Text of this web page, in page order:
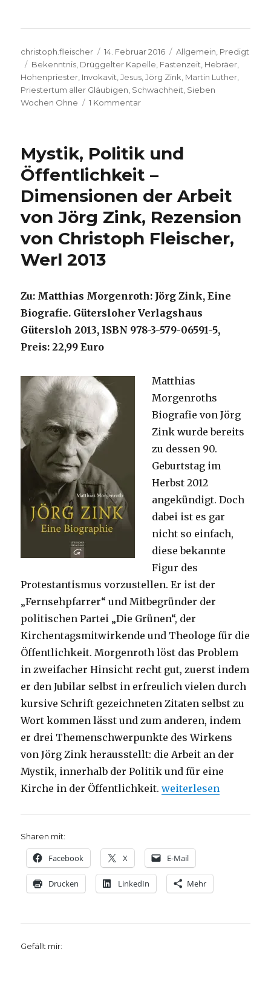
Autor
christoph.fleischer
Veröffentlicht
am
14. Februar 2016 Kategorien
Allgemein, Predigt
Schlagwörter
Bekenntnis, Drüggelter Kapelle, Fastenzeit, Hebräer,
Hohenpriester, Invokavit,Jesus,Jörg Zink, Martin Luther,
Priestertum aller Gläubigen, Schwachheit, Sieben
Wochen Ohne
1 Kommentarzu
4,
16,
Christoph
Fleischer,
Welver
Mystik, Politik und
Öffentlichkeit –
Dimensionen der Arbeit
von Jörg Zink, Rezension
von Christoph Fleischer,
Werl 2013
Zu: Matthias Morgenroth: Jörg Zink, Eine
Biografie. Gütersloher Verlagshaus
Gütersloh 2013, ISBN 978-3-579-06591-5,
Preis: 22,99 Euro
Matthias
Morgenroths
Biografie von Jörg
Zink wurde bereits
zu dessen 90.
Geburtstag im
Herbst 2012
angekündigt. Doch
dabei ist es gar
nicht so einfach,
diese bekannte
Figur des
Protestantismus vorzustellen. Er ist der
„Fernsehpfarrer“ und Mitbegründer der
politischen Partei „Die Grünen“, der
Kirchentagsmitwirkende und Theologe für die
Öffentlichkeit. Morgenroth löst das Problem
in zweifacher Hinsicht recht gut, zuerst indem
er den Jubilar selbst in erfreulich vielen durch
kursive Schrift gezeichneten Zitaten selbst zu
Wort kommen lässt und zum anderen, indem
er drei Themenschwerpunkte des Wirkens
von Jörg Zink herausstellt: die Arbeit an der
Mystik, innerhalb der Politik und für eine
Kirche in der Öffentlichkeit.„Mystik, Politik und
weiterlesen
Sharen mit:
Facebook X E-Mail
Drucken LinkedIn Mehr
Gefällt mir: